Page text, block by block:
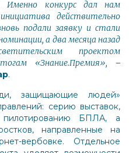
Именно конкурс дал нам
действительно
подали заявку и стали
а два месяца назад
проектом
«Знание.Премия», –
.
защищающие людей»
серию выставок,
пилотированию БПЛА, а
направленные на
вербовке. Отдельное